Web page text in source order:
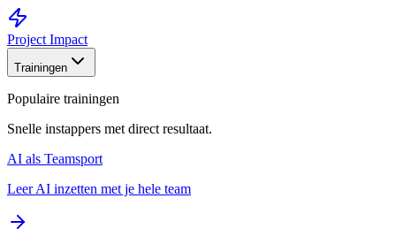
Project Impact
Trainingen
Populaire trainingen
Snelle instappers met direct resultaat.
AI als Teamsport
Leer AI inzetten met je hele team